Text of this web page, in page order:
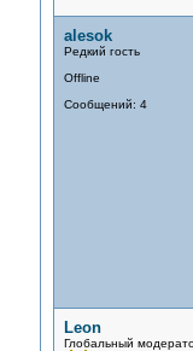
alesok
Редкий гость
Offline
Сообщений: 4
Leon
Глобальный